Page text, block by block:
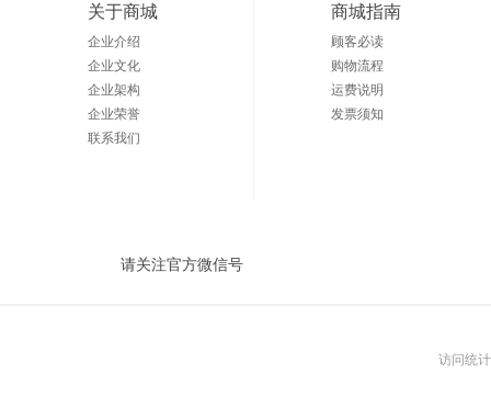
关于商城
企业介绍
企业文化
企业架构
企业荣誉
联系我们
商城指南
顾客必读
购物流程
运费说明
发票须知
请关注官方微信号
访问统